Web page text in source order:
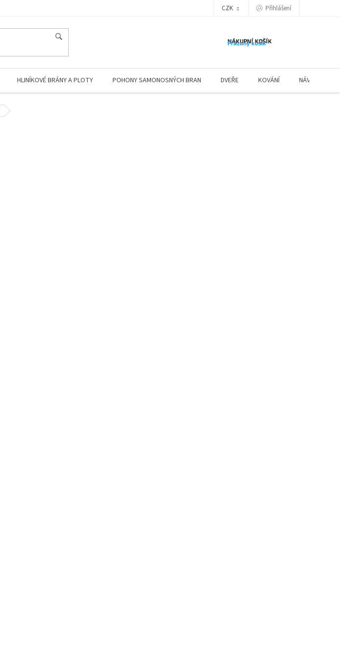
CZK Přihlášení
NÁKUPNÍ KOŠÍK
Prázdný košík
HLINÍKOVÉ BRÁNY A PLOTY POHONY SAMONOSNÝCH BRAN DVEŘE KOVÁNÍ NÁVODY